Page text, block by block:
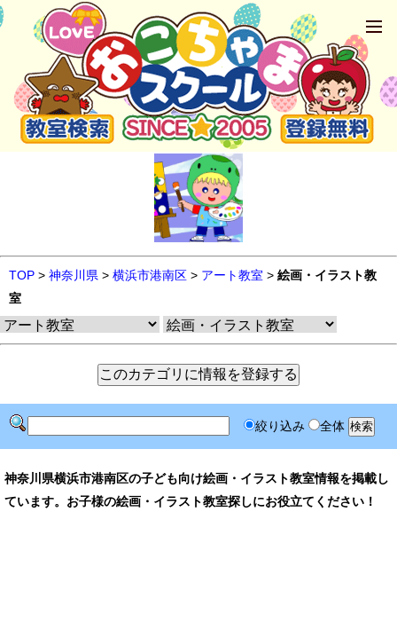
TOP > 神奈川県 > 横浜市港南区 > アート教室 > 絵画・イラスト教
室
絞り込み 全体
神奈川県横浜市港南区の子ども向け絵画・イラスト教室情報を掲載し
ています。お子様の絵画・イラスト教室探しにお役立てください！